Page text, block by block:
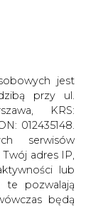
A A
jest
przy ul.
KRS:
012435148.
serwisów
adres IP,
lub
te pozwalają
będą